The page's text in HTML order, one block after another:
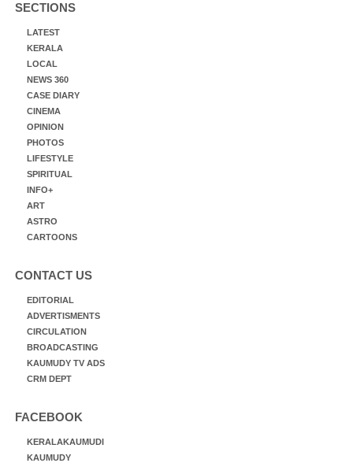
SECTIONS
LATEST
KERALA
LOCAL
NEWS 360
CASE DIARY
CINEMA
OPINION
PHOTOS
LIFESTYLE
SPIRITUAL
INFO+
ART
ASTRO
CARTOONS
CONTACT US
EDITORIAL
ADVERTISMENTS
CIRCULATION
BROADCASTING
KAUMUDY TV ADS
CRM DEPT
FACEBOOK
KERALAKAUMUDI
KAUMUDY